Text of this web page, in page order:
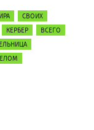
СВОИХ
КЕРБЕР
ВСЕГО